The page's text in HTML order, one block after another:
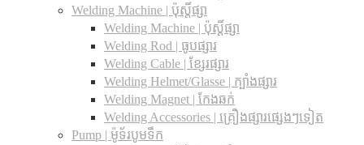
Welding Machine | ប៉ុស្តិ៍ផ្សា
Welding Machine | ប៉ុស្តិ៍ផ្សា
Welding Rod | ធូបផ្សារ
Welding Cable | ខ្សែរផ្សារ
Welding Helmet/Glasse | ក្បាំងផ្សារ
Welding Magnet | កែងឆក់
Welding Accessories | គ្រឿងផ្សារផ្សេងៗទៀត
Pump | ម៉ូទ័របូមទឹក